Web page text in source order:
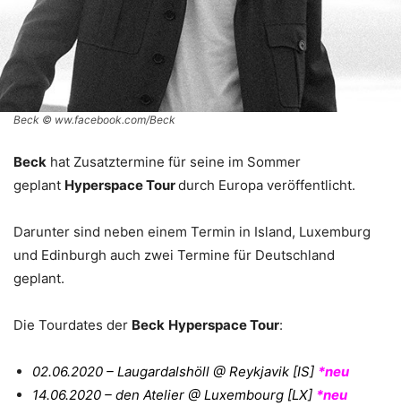
Beck © ww.facebook.com/Beck
Beck hat Zusatztermine für seine im Sommer
geplant Hyperspace Tourdurch Europa veröffentlicht.
Darunter sind neben einem Termin in Island, Luxemburg
und Edinburgh auch zwei Termine für Deutschland
geplant.
Die Tourdates der Beck Hyperspace Tour:
02.06.2020 – Laugardalshöll @ Reykjavik [IS] *neu
14.06.2020 – den Atelier @ Luxembourg [LX] *neu